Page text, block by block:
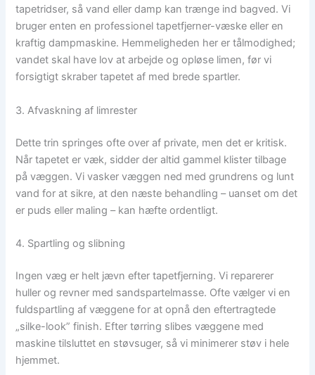
tapetridser, så vand eller damp kan trænge ind bagved. Vi
bruger enten en professionel tapetfjerner-væske eller en
kraftig dampmaskine. Hemmeligheden her er tålmodighed;
vandet skal have lov at arbejde og opløse limen, før vi
forsigtigt skraber tapetet af med brede spartler.
3. Afvaskning af limrester
Dette trin springes ofte over af private, men det er kritisk.
Når tapetet er væk, sidder der altid gammel klister tilbage
på væggen. Vi vasker væggen ned med grundrens og lunt
vand for at sikre, at den næste behandling – uanset om det
er puds eller maling – kan hæfte ordentligt.
4. Spartling og slibning
Ingen væg er helt jævn efter tapetfjerning. Vi reparerer
huller og revner med sandspartelmasse. Ofte vælger vi en
fuldspartling af væggene for at opnå den eftertragtede
„silke-look” finish. Efter tørring slibes væggene med
maskine tilsluttet en støvsuger, så vi minimerer støv i hele
hjemmet.